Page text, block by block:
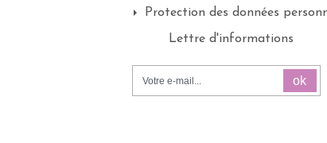
Protection des données
Lettre d'informations
ok